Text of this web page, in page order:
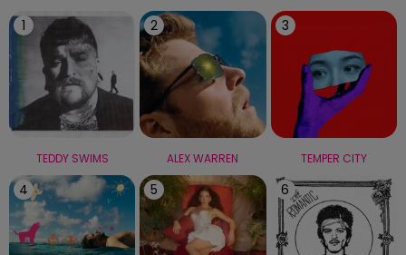
1
TEDDY SWIMS
2
ALEX WARREN
3
TEMPER CITY
4 5 6